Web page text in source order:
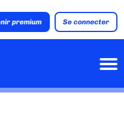
premium Se connecter